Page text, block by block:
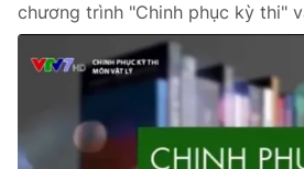
chương trình "Chinh phục kỳ thi"